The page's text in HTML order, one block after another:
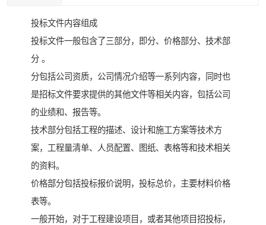
投标文件内容组成
投标文件一般包含了三部分，即分、价格部分、技术部
分 。
分包括公司资质，公司情况介绍等一系列内容，同时也
是招标文件要求提供的其他文件等相关内容，包括公司
的业绩和、报告等。
技术部分包括工程的描述、设计和施工方案等技术方
案，工程量清单、人员配置、图纸、表格等和技术相关
的资料。
价格部分包括投标报价说明，投标总价，主要材料价格
表等。
一般开始，对于工程建设项目，或者其他项目招投标，